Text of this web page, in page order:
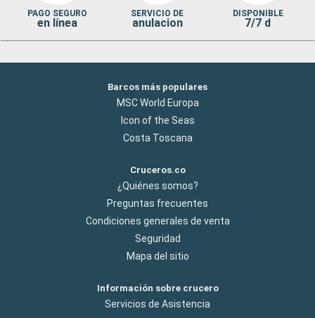
PAGO SEGURO
en línea
SERVICIO DE
anulacion
DISPONIBLE
7/7 d
Barcos más populares
MSC World Europa
Icon of the Seas
Costa Toscana
Cruceros.co
¿Quiénes somos?
Preguntas frecuentes
Condiciones generales de venta
Seguridad
Mapa del sitio
Información sobre crucero
Servicios de Asistencia